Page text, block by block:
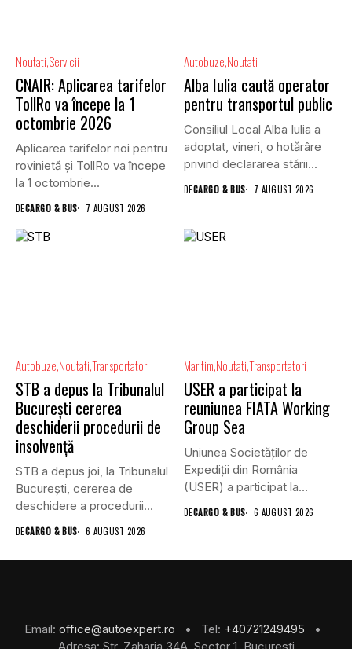
Noutati Servicii
CNAIR: Aplicarea tarifelor
TollRo va începe la 1
octombrie 2026
Aplicarea tarifelor noi pentru
rovinietă și TollRo va începe
la 1 octombrie...
DECARGO & BUS 7 AUGUST 2026
Autobuze Noutati
Alba Iulia caută operator
pentru transportul public
Consiliul Local Alba Iulia a
adoptat, vineri, o hotărâre
privind declararea stării...
DECARGO & BUS 7 AUGUST 2026
Autobuze NoutatiTransportatori
STB a depus la Tribunalul
București cererea
deschiderii procedurii de
insolvență
STB a depus joi, la Tribunalul
Bucureşti, cererea de
deschidere a procedurii...
DECARGO & BUS 6 AUGUST 2026
Maritim NoutatiTransportatori
USER a participat la
reuniunea FIATA Working
Group Sea
Uniunea Societăților de
Expediții din România
(USER) a participat la
reuniunea online...
DECARGO & BUS 6 AUGUST 2026
Email: office@autoexpert.ro • Tel: +40721249495
•